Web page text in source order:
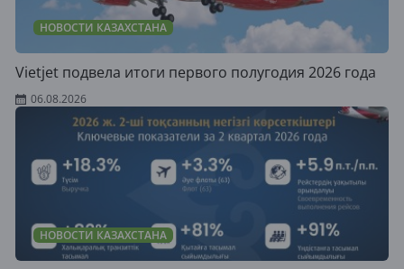
НОВОСТИ КАЗАХСТАНА
Vietjet подвела итоги первого полугодия 2026 года
06.08.2026
НОВОСТИ КАЗАХСТАНА